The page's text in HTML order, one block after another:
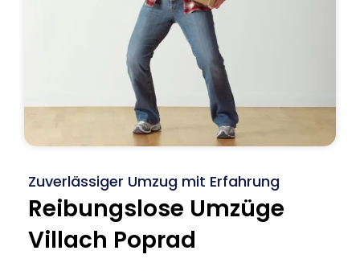
Zuverlässiger Umzug mit Erfahrung
Reibungslose Umzüge
Villach Poprad